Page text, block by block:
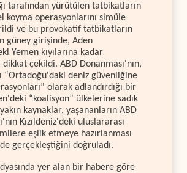
tarafından yürütülen tatbikatların
koyma operasyonlarını simüle
ve bu provokatif tatbikatların
güney girişinde, Aden
Yemen kıyılarına kadar
dikkat çekildi. ABD Donanması'nın,
“Ortadoğu'daki deniz güvenliğine
olarak adlandırdığı bir
“koalisyon” ülkelerine sadık
kaynaklar, yaşananların ABD
Kızıldeniz'deki uluslararası
eşlik etmeye hazırlanması
gerçekleştiğini doğruladı.
yer alan bir habere göre